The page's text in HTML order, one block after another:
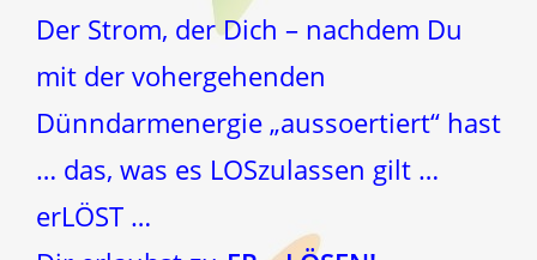
Der Strom, der Dich – nachdem Du
mit der vohergehenden
Dünndarmenergie „aussoertiert“ hast
… das, was es LOSzulassen gilt …
erLÖST …